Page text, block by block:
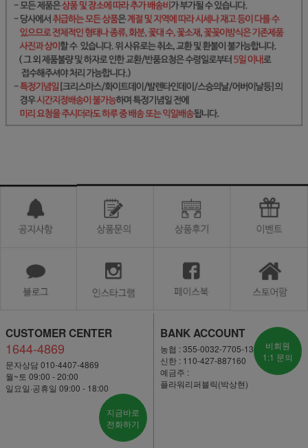
CUSTOMER CENTER
1644-4869
문자상담 010-4407-4869
월~토 09:00 - 20:00
일요일·공휴일 09:00 - 18:00
지금바로
전화하기
BANK ACCOUNT
농협 : 355-0032-7705-13
신한 : 110-427-887160
예금주 :
플라워리퍼블릭(박상현)
비회원
1:1 문의